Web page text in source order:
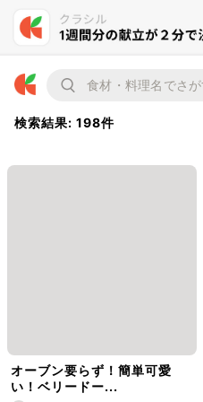
検索結果: 198件
オーブン要らず！簡単可愛
い！ベリードー...